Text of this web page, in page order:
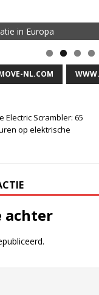
in Europa
| 45 km
NL.COM
Electric Scrambler: 65
op elektrische
achter